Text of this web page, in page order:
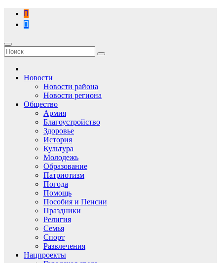
Перейти
содержимому
Новости
Новости района
Новости региона
Общество
Армия
Благоустройство
Здоровье
История
Культура
Молодежь
Образование
Патриотизм
Погода
Помощь
Пособия и Пенсии
Праздники
Религия
Семья
Спорт
Развлечения
Нацпроекты